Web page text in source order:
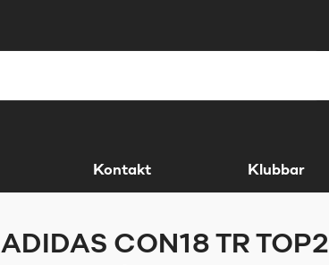
Kontakt Klubbar
ADIDAS CON18 TR TOP2